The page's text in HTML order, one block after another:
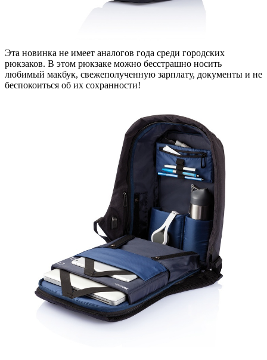
Эта новинка не имеет аналогов года среди городских
рюкзаков. В этом рюкзаке можно бесстрашно носить
любимый макбук, свежеполученную зарплату, документы и не
беспокоиться об их сохранности!